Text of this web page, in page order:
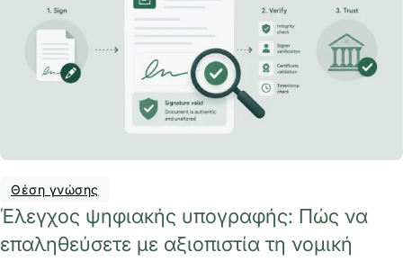
Θέση γνώσης
Έλεγχος ψηφιακής υπογραφής: Πώς να
επαληθεύσετε με αξιοπιστία τη νομική